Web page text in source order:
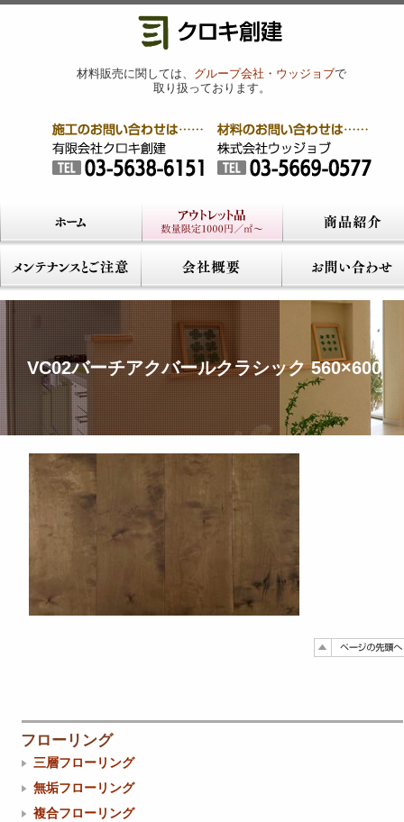
材料販売に関しては、 グループ会社・ウッジョブで
取り扱っております。
VC02バーチアクバールクラシック 560×600
フローリング
三層フローリング
無垢フローリング
複合フローリング